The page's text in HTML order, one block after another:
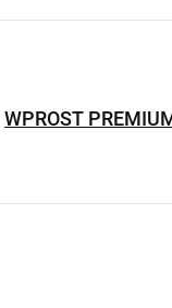
WPROST